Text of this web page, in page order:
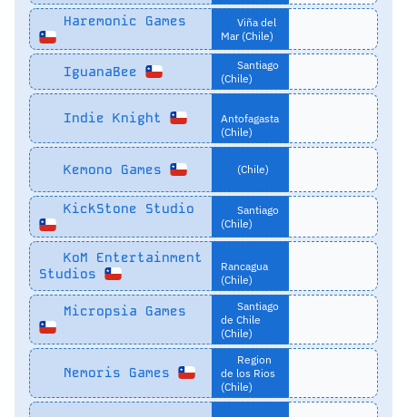
Haremonic Games
Viña del
Mar (Chile)
IguanaBee
Santiago
(Chile)
Indie Knight
Antofagasta
(Chile)
Kemono Games (Chile)
KickStone Studio
Santiago
(Chile)
KoM Entertainment
Studios
Rancagua
(Chile)
Micropsia Games
Santiago
de Chile
(Chile)
Nemoris Games
Region
de los Rios
(Chile)